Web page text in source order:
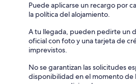
Puede aplicarse un recargo por
la política del alojamiento.
A tu llegada, pueden pedirte un
oficial con foto y una tarjeta de
imprevistos.
No se garantizan las solicitudes
disponibilidad en el momento de